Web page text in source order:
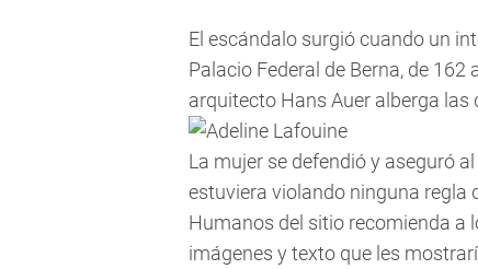
El escándalo surgió cuando un
Palacio Federal de Berna, de
arquitecto Hans Auer alberga
La mujer se defendió y aseguró
estuviera violando ninguna regla
Humanos del sitio recomienda a
imágenes y texto que les